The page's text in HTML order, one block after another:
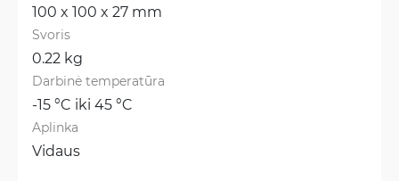
100 x 100 x 27 mm
Svoris
0.22 kg
Darbinė temperatūra
-15 °C iki 45 °C
Aplinka
Vidaus